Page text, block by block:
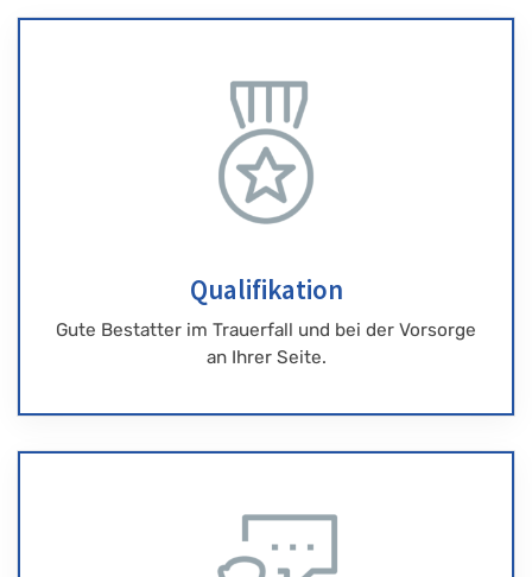
Qualifikation
Gute Bestatter im Trauerfall und bei der Vorsorge
an Ihrer Seite.